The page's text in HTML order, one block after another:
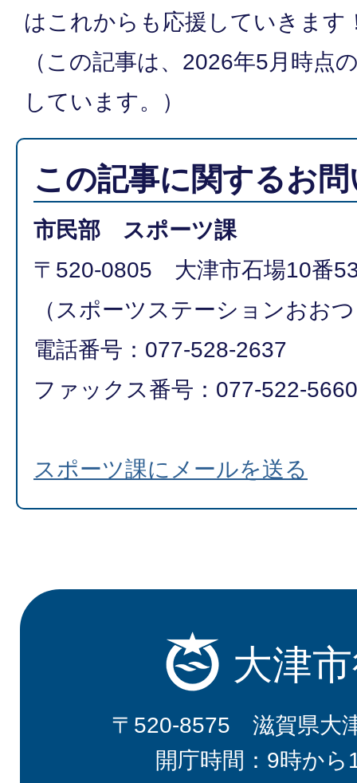
はこれからも応援していきます
（この記事は、2026年5月時点
しています。）
この記事に関するお
市民部 スポーツ課
〒520-0805 大津市石場10番
（スポーツステーションおお
電話番号：077-528-2637
ファックス番号：077-522-5660
スポーツ課にメールを送る
大津
〒520-8575 滋賀県大
開庁時間：9時から